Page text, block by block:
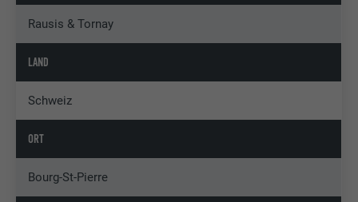
Rausis & Tornay
LAND
Schweiz
ORT
Bourg-St-Pierre